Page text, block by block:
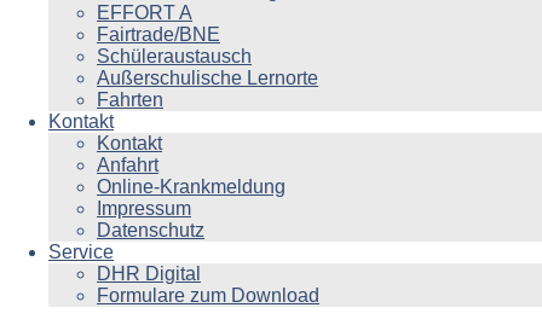
EFFORT A
Fairtrade/BNE
Schüleraustausch
Außerschulische Lernorte
Fahrten
Kontakt
Kontakt
Anfahrt
Online-Krankmeldung
Impressum
Datenschutz
Service
DHR Digital
Formulare zum Download